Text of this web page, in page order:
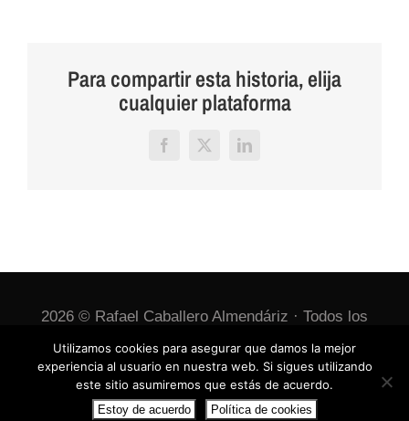
Para compartir esta historia, elija
cualquier plataforma
Facebook
X LinkedIn
2026 © Rafael Caballero Almendáriz · Todos los
derechos reservados ·
Política de cookies
Facebook
X Instagram
Utilizamos cookies para asegurar que damos la mejor
experiencia al usuario en nuestra web. Si sigues utilizando
este sitio asumiremos que estás de acuerdo.
Estoy de acuerdo Política de cookies